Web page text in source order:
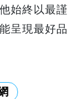
始終以最謹
呈現最好品